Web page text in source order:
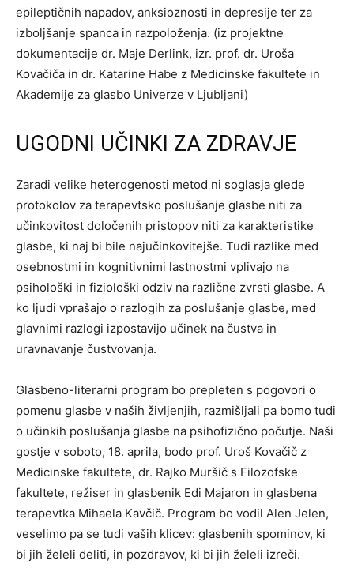
epileptičnih napadov, anksioznosti in depresije ter za
izboljšanje spanca in razpoloženja. (iz projektne
dokumentacije dr. Maje Derlink, izr. prof. dr. Uroša
Kovačiča in dr. Katarine Habe z Medicinske fakultete in
Akademije za glasbo Univerze v Ljubljani)
UGODNI UČINKI ZA ZDRAVJE
Zaradi velike heterogenosti metod ni soglasja glede
protokolov za terapevtsko poslušanje glasbe niti za
učinkovitost določenih pristopov niti za karakteristike
glasbe, ki naj bi bile najučinkovitejše. Tudi razlike med
osebnostmi in kognitivnimi lastnostmi vplivajo na
psihološki in fiziološki odziv na različne zvrsti glasbe. A
ko ljudi vprašajo o razlogih za poslušanje glasbe, med
glavnimi razlogi izpostavijo učinek na čustva in
uravnavanje čustvovanja.
Glasbeno-literarni program bo prepleten s pogovori o
pomenu glasbe v naših življenjih, razmišljali pa bomo tudi
o učinkih poslušanja glasbe na psihofizično počutje. Naši
gostje v soboto, 18. aprila, bodo prof. Uroš Kovačič z
Medicinske fakultete, dr. Rajko Muršič s Filozofske
fakultete, režiser in glasbenik Edi Majaron in glasbena
terapevtka Mihaela Kavčič. Program bo vodil Alen Jelen,
veselimo pa se tudi vaših klicev: glasbenih spominov, ki
bi jih želeli deliti, in pozdravov, ki bi jih želeli izreči.